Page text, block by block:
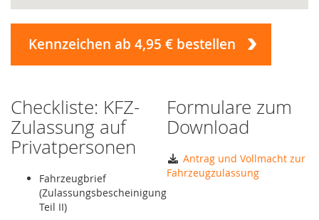
Kennzeichen ab 4,95 € bestellen
Checkliste: KFZ-
Zulassung auf
Privatpersonen
Fahrzeugbrief
(Zulassungsbescheinigung
Teil II)
Formulare zum
Download
Antrag und Vollmacht zur
Fahrzeugzulassung